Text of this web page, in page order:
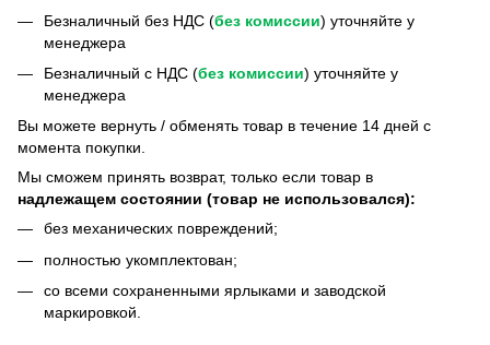
Безналичный без НДС (без комиссии) уточняйте у
менеджера
Безналичный с НДС (без комиссии) уточняйте у
менеджера
Bы можете вернуть / обменять товар в течение 14 дней с
момента покупки.
Мы сможем принять возврат, только если товар в
надлежащем состоянии (товар не использовался):
без механических повреждений;
полностью укомплектован;
со всеми сохраненными ярлыками и заводской
маркировкой.